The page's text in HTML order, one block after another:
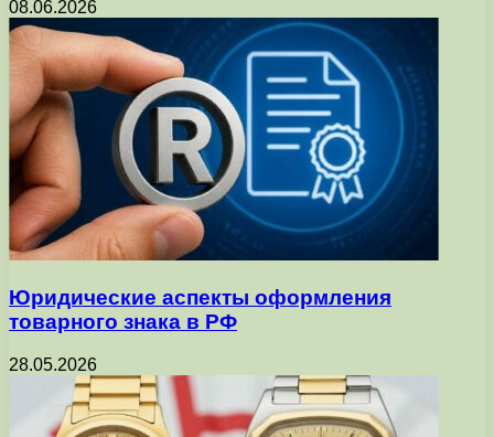
08.06.2026
Юридические аспекты оформления
товарного знака в РФ
28.05.2026